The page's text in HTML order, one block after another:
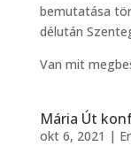
bemutatása
délután
Van mit
Mária Út
okt 6, 2021 |